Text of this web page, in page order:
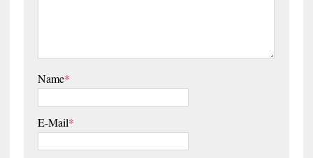
Name*
E-Mail*